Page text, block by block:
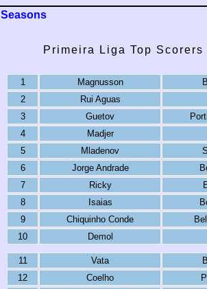
Seasons
Primeira Liga Top
1 Magnusson
2
Rui Aguas
3
Guetov
4
Madjer
5
Mladenov
6
Jorge Andrade
7
Ricky
8
Isaias
9
Chiquinho Conde
10
Demol
11 Vata
12
Coelho